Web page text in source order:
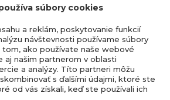
súbory cookies
a reklám, poskytovanie funkcií
návštevnosti používame súbory
ako používate naše webové
aj našim partnerom v oblasti
a analýzy. Títo partneri môžu
s ďalšími údajmi, ktoré ste
od vás získali, keď ste používali ich